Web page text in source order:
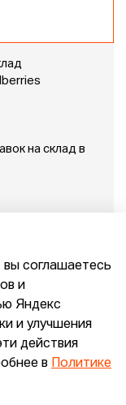
на склад в
сооснователя
соглашаетесь
и
Яндекс
и улучшения
действия
в
Политике